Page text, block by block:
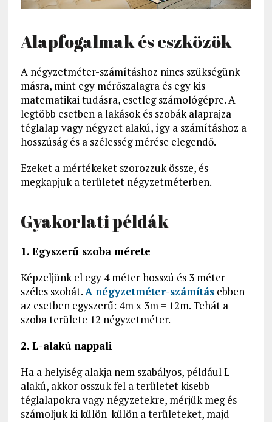
Alapfogalmak és eszközök
A négyzetméter-számításhoz nincs szükségünk
másra, mint egy mérőszalagra és egy kis
matematikai tudásra, esetleg számológépre. A
legtöbb esetben a lakások és szobák alaprajza
téglalap vagy négyzet alakú, így a számításhoz a
hosszúság és a szélesség mérése elegendő.
Ezeket a mértékeket szorozzuk össze, és
megkapjuk a területet négyzetméterben.
Gyakorlati példák
1. Egyszerű szoba mérete
Képzeljünk el egy 4 méter hosszú és 3 méter
széles szobát.A négyzetméter-számításebben
az esetben egyszerű: 4m x 3m = 12m. Tehát a
szoba területe 12 négyzetméter.
2. L-alakú nappali
Ha a helyiség alakja nem szabályos, például L-
alakú, akkor osszuk fel a területet kisebb
téglalapokra vagy négyzetekre, mérjük meg és
számoljuk ki külön-külön a területeket, majd